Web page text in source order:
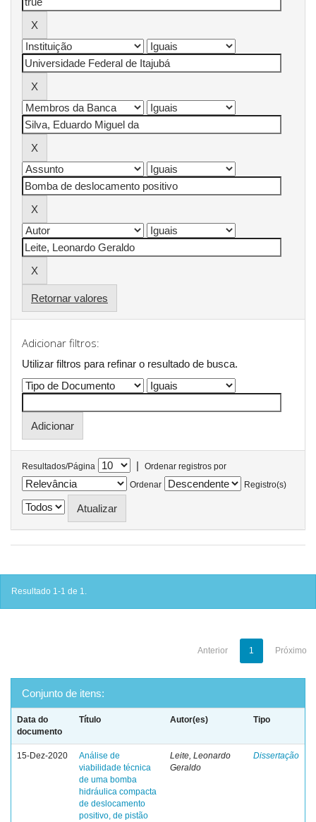
Retornar valores
Adicionar filtros:
Utilizar filtros para refinar o resultado de busca.
Resultados/Página |
Ordenar registros por
Ordenar
Registro(s)
Resultado 1-1 de 1.
Anterior 1 Próximo
Conjunto de itens:
Data do
documento
Título Autor(es) Tipo
15-Dez-2020
Análise de
viabilidade técnica
de uma bomba
hidráulica compacta
de deslocamento
positivo, de pistão
Leite, Leonardo
Geraldo
Dissertação